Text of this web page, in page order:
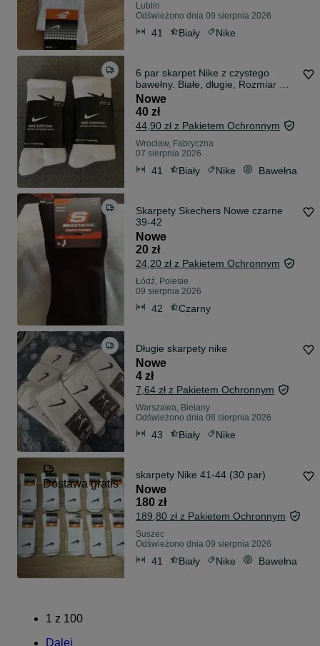
Lublin
Odświeżono dnia 09 sierpnia 2026
41 Biały Nike
6 par skarpet Nike z czystego
bawełny. Białe, długie, Rozmiar M /
LNowe
40 zł
44,90 zł z Pakietem Ochronnym
Wrocław, Fabryczna
07 sierpnia 2026
41 Biały Nike Bawełna
Skarpety Skechers Nowe czarne
39-42
Nowe
20 zł
24,20 zł z Pakietem Ochronnym
Łódź, Polesie
09 sierpnia 2026
42 Czarny
Długie skarpety nike
Nowe
4 zł
7,64 zł z Pakietem Ochronnym
Warszawa, Bielany
Odświeżono dnia 08 sierpnia 2026
43 Biały Nike
Dostawa gratis
skarpety Nike 41-44 (30 par)
Nowe
180 zł
189,80 zł z Pakietem Ochronnym
Suszec
Odświeżono dnia 09 sierpnia 2026
41 Biały Nike Bawełna
1 z 100
Dalej